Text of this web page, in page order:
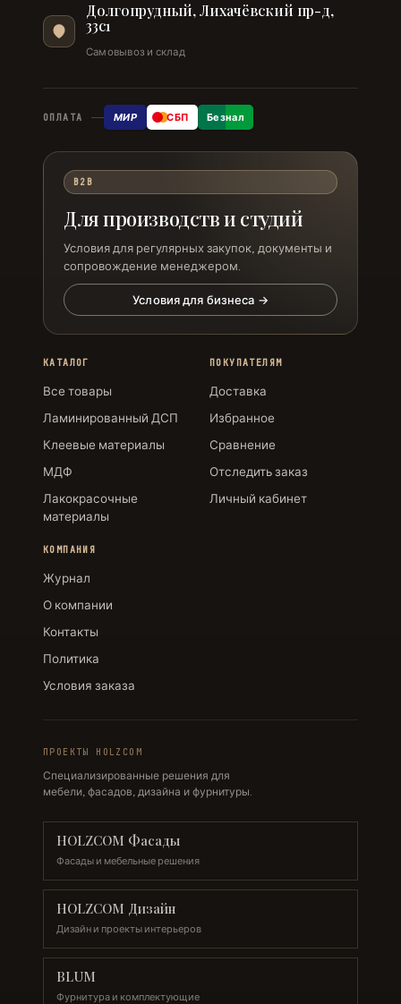
Долгопрудный, Лихачёвский пр-д,
33с1
Самовывоз и склад
ОПЛАТА МИР СБП Безнал
B2B
Для производств и студий
Условия для регулярных закупок, документы и
сопровождение менеджером.
Условия для бизнеса →
КАТАЛОГ
Все товары
Ламинированный ДСП
Клеевые материалы
МДФ
Лакокрасочные
материалы
ПОКУПАТЕЛЯМ
Доставка
Избранное
Сравнение
Отследить заказ
Личный кабинет
КОМПАНИЯ
Журнал
О компании
Контакты
Политика
Условия заказа
ПРОЕКТЫ HOLZCOM
Специализированные решения для
мебели, фасадов, дизайна и фурнитуры.
HOLZCOM Фасады
Фасады и мебельные решения
HOLZCOM Дизайн
Дизайн и проекты интерьеров
BLUM
Фурнитура и комплектующие